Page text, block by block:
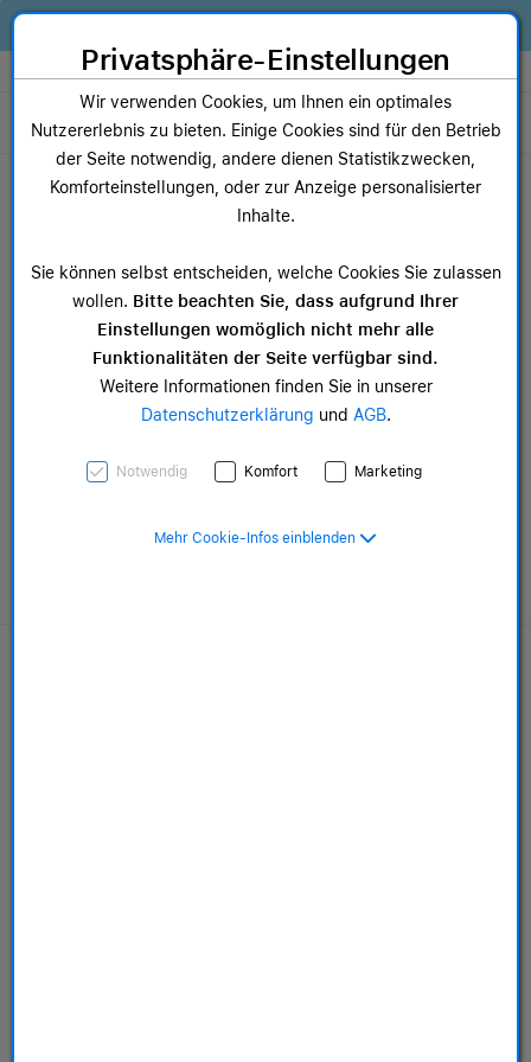
Zum Inhalt springen [AK + 0]
Zum Hauptmenü springen [AK + 1]
Zum Widget-Menü rechts springen [AK + 2]
Zum Hauptmenü springen [AK + 3]
Zum Hauptmenü (oben rechts) springen [AK + 4]
Zum Hauptmenü (unten rechts) springen [AK + 5]
Zum Hauptmenü (zentriert) springen [AK + 6]
Zum Meta-Menü oben (links) springen [AK + 7]
Zu den Inhalten im Fußbereich springen [AK + 8]
Alles, was dein Business braucht. Jetzt Apple Geräte finanzieren statt
Store auswählen
Toggle navigation
Dein Warenkorb
Noch keine Artikel im Einkaufswagen.
AppleCare+
Privatsphäre-Einstellungen
Wir verwenden Cookies, um Ihnen ein optimales
Nutzererlebnis zu bieten. Einige Cookies sind für den Betrieb
der Seite notwendig, andere dienen Statistikzwecken,
Komforteinstellungen, oder zur Anzeige personalisierter
Inhalte.
Sie können selbst entscheiden, welche Cookies Sie zulassen
wollen. Bitte beachten Sie, dass aufgrund Ihrer
Einstellungen womöglich nicht mehr alle
Funktionalitäten der Seite verfügbar sind.
Weitere Informationen finden Sie in unserer
Datenschutzerklärung und AGB.
Notwendig Komfort Marketing
Mehr Cookie-Infos einblenden